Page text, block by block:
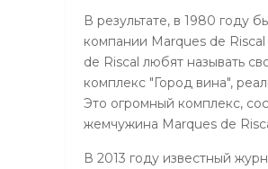
В результате, в 1980 году
компании Marques de
de Riscal любят называть
комплекс "Город вина",
Это огромный комплекс,
жемчужина Marques de
В 2013 году известный